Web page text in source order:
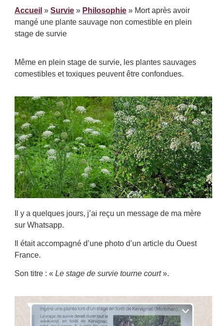
Accueil » Survie » Philosophie » Mort après avoir
mangé une plante sauvage non comestible en plein
stage de survie
Même en plein stage de survie, les plantes sauvages
comestibles et toxiques peuvent être confondues.
Il y a quelques jours, j’ai reçu un message de ma mère
sur Whatsapp.
Il était accompagné d’une photo d’un article du Ouest
France.
Son titre : « Le stage de survie tourne court».